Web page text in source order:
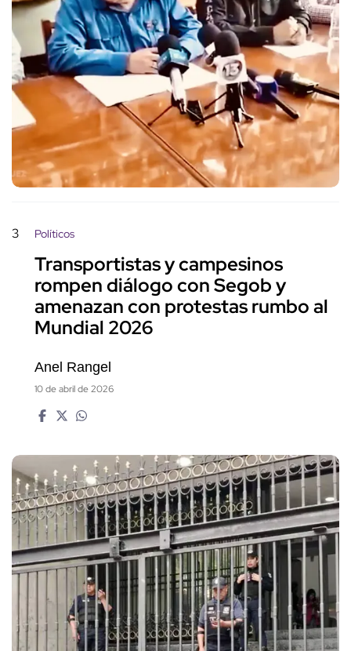
3 Políticos
Transportistas y campesinos
rompen diálogo con Segob y
amenazan con protestas rumbo al
Mundial 2026
Anel Rangel
10 de abril de 2026